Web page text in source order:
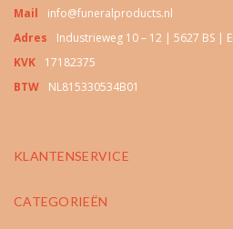
Mail
info@funeralproducts.nl
Adres
Industrieweg 10 – 12 | 5627 BS |
KVK
17182375
BTW
NL815330534B01
KLANTENSERVICE
CATEGORIEËN